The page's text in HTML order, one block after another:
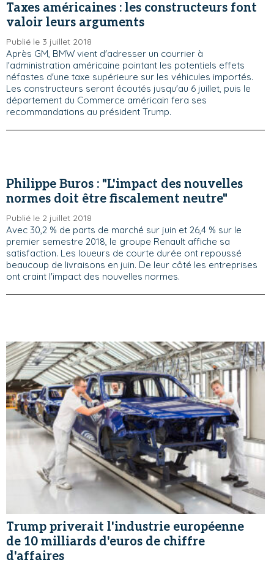
Taxes américaines : les constructeurs font
valoir leurs arguments
Publié le 3 juillet 2018
Après GM, BMW vient d'adresser un courrier à
l'administration américaine pointant les potentiels effets
néfastes d'une taxe supérieure sur les véhicules importés.
Les constructeurs seront écoutés jusqu'au 6 juillet, puis le
département du Commerce américain fera ses
recommandations au président Trump.
Philippe Buros : "L'impact des nouvelles
normes doit être fiscalement neutre"
Publié le 2 juillet 2018
Avec 30,2 % de parts de marché sur juin et 26,4 % sur le
premier semestre 2018, le groupe Renault affiche sa
satisfaction. Les loueurs de courte durée ont repoussé
beaucoup de livraisons en juin. De leur côté les entreprises
ont craint l'impact des nouvelles normes.
Trump priverait l'industrie européenne
de 10 milliards d'euros de chiffre
d'affaires